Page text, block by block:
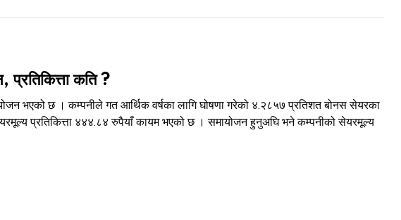
कति ?
भएको छ । कम्पनीले गत आर्थिक वर्षका लागि घोषणा गरेको ४.२८५७ प्रतिशत बोनस सेयरका
प्रतिकित्ता ४४४.८४ रुपैयाँ कायम भएको छ । समायोजन हुनुअघि भने कम्पनीको सेयरमूल्य